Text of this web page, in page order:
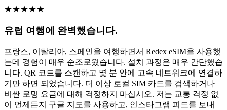
★★★★★
유럽 여행에 완벽했습니다.
프랑스, 이탈리아, 스페인을 여행하면서 Redex eSIM을 사용했
는데 경험이 매우 순조로웠습니다. 설치 과정은 매우 간단했습
니다. QR 코드를 스캔하고 몇 분 안에 고속 네트워크에 연결하
기만 하면 되었습니다. 더 이상 로컬 SIM 카드를 검색하거나
비싼 로밍 요금에 대해 걱정하지 마십시오. 저는 교통 걱정 없
이 언제든지 구글 지도를 사용하고, 인스타그램 피드를 보내